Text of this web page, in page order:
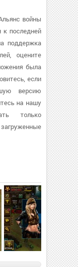
войны
последней
поддержка
оцените
была
если
версию
на нашу
только